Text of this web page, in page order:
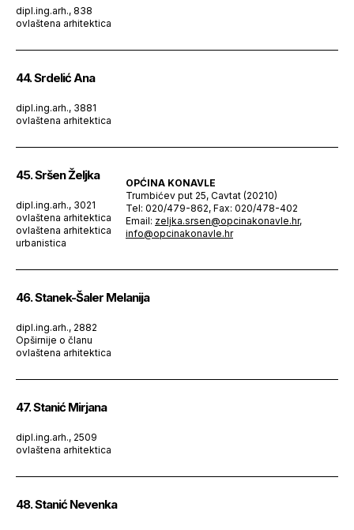
dipl.ing.arh., 838
ovlaštena arhitektica
44. Srdelić Ana
dipl.ing.arh., 3881
ovlaštena arhitektica
45. Sršen Željka
dipl.ing.arh., 3021
ovlaštena arhitektica
ovlaštena arhitektica
urbanistica
OPĆINA KONAVLE
Trumbićev put 25, Cavtat (20210)
Tel: 020/479-862, Fax: 020/478-402
Email: zeljka.srsen@opcinakonavle.hr,
info@opcinakonavle.hr
46. Stanek-Šaler Melanija
dipl.ing.arh., 2882
Opširnije o članu
ovlaštena arhitektica
47. Stanić Mirjana
dipl.ing.arh., 2509
ovlaštena arhitektica
48. Stanić Nevenka